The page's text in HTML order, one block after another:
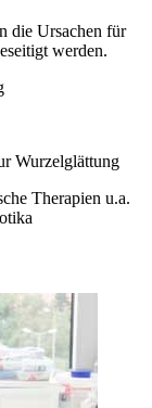
die Ursachen für
werden.
Wurzelglättung
Therapien u.a.